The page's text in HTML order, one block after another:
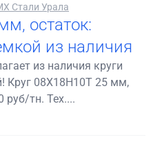
Стали Урала
остаток:
из наличия
из наличия круги
Круг 08Х18Н10Т 25 мм,
руб/тн. Тех....